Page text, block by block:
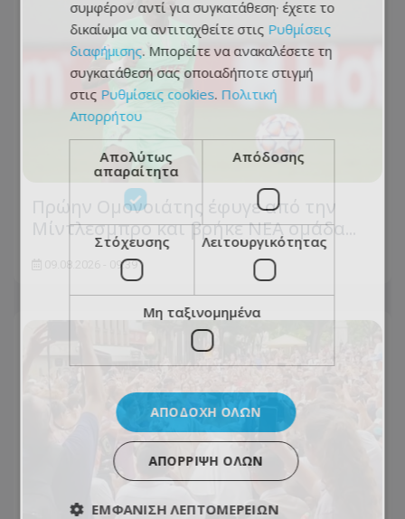
Πρώην Ομονοιάτης έφυγε από την
Μίντλεσμπρο και βρήκε ΝΕΑ ομάδα...
09.08.2026 - 09:39
συμφέρον αντί για συγκατάθεση· έχετε το
δικαίωμα να αντιταχθείτε στις Ρυθμίσεις
διαφήμισης. Μπορείτε να ανακαλέσετε τη
συγκατάθεσή σας οποιαδήποτε στιγμή
στις Ρυθμίσεις cookies. Πολιτική
Απορρήτου
Απολύτως
απαραίτητα
Απόδοσης
Στόχευσης Λειτουργικότητας
Μη ταξινομημένα
ΑΠΟΔΟΧΉ ΌΛΩΝ
ΑΠΌΡΡΙΨΗ ΌΛΩΝ
ΕΜΦΆΝΙΣΗ ΛΕΠΤΟΜΕΡΕΙΏΝ